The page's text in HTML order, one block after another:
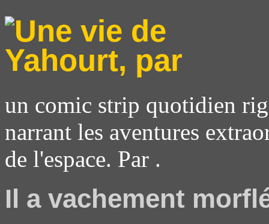
un comic strip quotidien
narrant les aventures
de l'espace. Par .
Il a vachement